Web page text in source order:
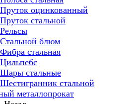
Пруток оцинкованный
Пруток стальной
Рельсы
Стальной блюм
Фибра стальная
Цильпебс
Шары стальные
Шестигранник стальной
металлопрокат